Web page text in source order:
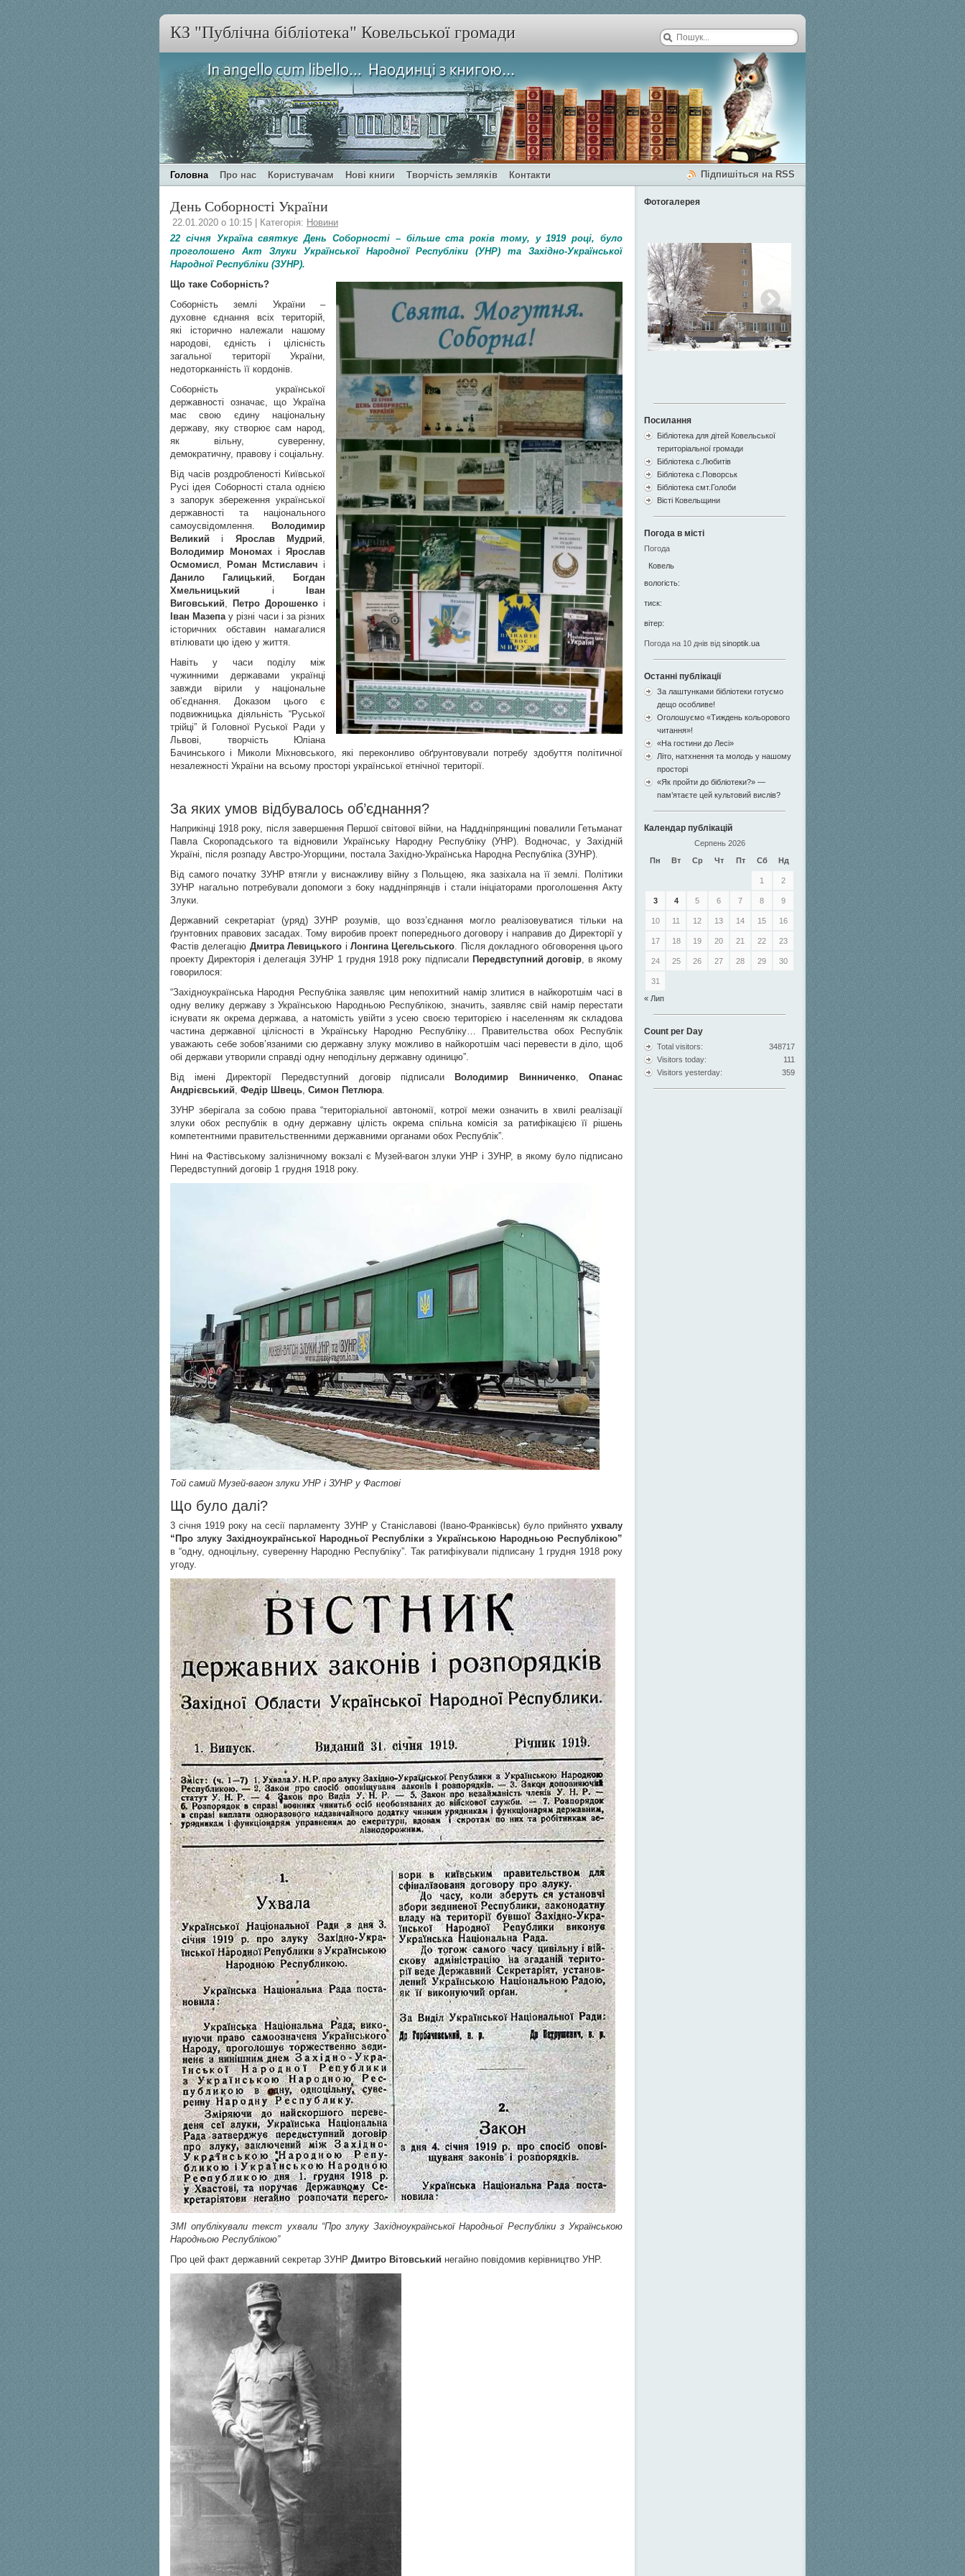
КЗ "Публічна бібліотека" Ковельської громади
Головна Про нас Користувачам Нові книги Творчість земляків Контакти Підпишіться на RSS
День Соборності України
22.01.2020 о 10:15 | Категорія: Новини
22 січня Україна святкує День Соборності – більше ста років тому, у 1919 році, було
проголошено Акт Злуки Української Народної Республіки (УНР) та Західно-Української
Народної Республіки (ЗУНР).
Що таке Соборність?
Соборність землі України –
духовне єднання всіх територій,
які історично належали нашому
народові, єдність і цілісність
загальної території України,
недоторканність її кордонів.
Соборність української
державності означає, що Україна
має свою єдину національну
державу, яку створює сам народ,
як вільну, суверенну,
демократичну, правову і соціальну.
Від часів роздробленості Київської
Русі ідея Соборності стала однією
з запорук збереження української
державності та національного
самоусвідомлення.
Володимир
Великий і Ярослав Мудрий,
Володимир Мономах і Ярослав
Осмомисл, Роман Мстиславич і
Данило Галицький,
Богдан
Хмельницький і
Іван
Виговський, Петро Дорошенко і
Іван Мазепау різні часи і за різних
історичних обставин намагалися
втілювати цю ідею у життя.
Навіть у часи поділу між
чужинними державами українці
завжди вірили у національне
об’єднання. Доказом цього є
подвижницька діяльність “Руської
трійці” й Головної Руської Ради у
Львові, творчість Юліана
Бачинського і Миколи Міхновського, які переконливо обґрунтовували потребу здобуття політичної
незалежності України на всьому просторі української етнічної території.
За яких умов відбувалось об’єднання?
Наприкінці 1918 року, після завершення Першої світової війни, на Наддніпрянщині повалили Гетьманат
Павла Скоропадського та відновили Українську Народну Республіку (УНР). Водночас, у Західній
Україні, після розпаду Австро-Угорщини, постала Західно-Українська Народна Республіка (ЗУНР).
Від самого початку ЗУНР втягли у виснажливу війну з Польщею, яка зазіхала на її землі. Політики
ЗУНР нагально потребували допомоги з боку наддніпрянців і стали ініціаторами проголошення Акту
Злуки.
Державний секретаріат (уряд) ЗУНР розумів, що возз’єднання могло реалізовуватися тільки на
ґрунтовних правових засадах. Тому виробив проект попереднього договору і направив до Директорії у
Фастів делегацію Дмитра Левицького іЛонгина Цегельського. Після докладного обговорення цього
проекту Директорія і делегація ЗУНР 1 грудня 1918 року підписали Передвступний договір, в якому
говорилося:
“Західноукраїнська Народня Республіка заявляє цим непохитний намір злитися в найкоротшім часі в
одну велику державу з Українською Народньою Республікою, значить, заявляє свій намір перестати
існувати як окрема держава, а натомість увійти з усею своєю територією і населенням як складова
частина державної цілісності в Українську Народню Республіку… Правительства обох Республік
уважають себе зобов’язаними сю державну злуку можливо в найкоротшім часі перевести в діло, щоб
обі держави утворили справді одну неподільну державну одиницю”.
Від імені Директорії Передвступний договір підписали
Володимир Винниченко, Опанас
Андрієвський, Федір Швець, Симон Петлюра.
ЗУНР зберігала за собою права “територіальної автономії, котрої межи означить в хвилі реалізації
злуки обох республік в одну державну цілість окрема спільна комісія за ратифікацією її рішень
компетентними правительственними державними органами обох Республік”.
Нині на Фастівському залізничному вокзалі є Музей-вагон злуки УНР і ЗУНР, в якому було підписано
Передвступний договір 1 грудня 1918 року.
Той самий Музей-вагон злуки УНР і ЗУНР у Фастові
Що було далі?
3 січня 1919 року на сесії парламенту ЗУНР у Станіславові (Івано-Франківськ) було прийнято ухвалу
“Про злуку Західноукраїнської Народньої Республіки з Українською Народньою Республікою”
в “одну, одноцільну, суверенну Народню Республіку”. Так ратифікували підписану 1 грудня 1918 року
угоду.
ЗМІ опублікували текст ухвали “Про злуку Західноукраїнської Народньої Республіки з Українською
Народньою Республікою”
Про цей факт державний секретар ЗУНР Дмитро Вітовський негайно повідомив керівництво УНР.
Фотогалерея
Посилання
Бібліотека для дітей Ковельської
територіальної громади
Бібліотека с.Любитів
Бібліотека с.Поворськ
Бібліотека смт.Голоби
Вісті Ковельщини
Погода в місті
Погода
Ковель
вологість:
тиск:
вітер:
Погода на 10 днів від sinoptik.ua
Останні публікації
За лаштунками бібліотеки готуємо
дещо особливе!
Оголошуємо «Тиждень кольорового
читання»!
«На гостини до Лесі»
Літо, натхнення та молодь у нашому
просторі
«Як пройти до бібліотеки?» —
пам’ятаєте цей культовий вислів?
Календар публікацій
Серпень 2026
Пн
Вт Ср Чт Пт Сб Нд
1 2
3 4 5 6 7 8 9
10 11 12 13 14 15 16
17 18 19 20 21 22 23
24 25 26 27 28 29 30
31
« Лип
Count per Day
348717
Total visitors:
111
Visitors today:
359
Visitors yesterday: